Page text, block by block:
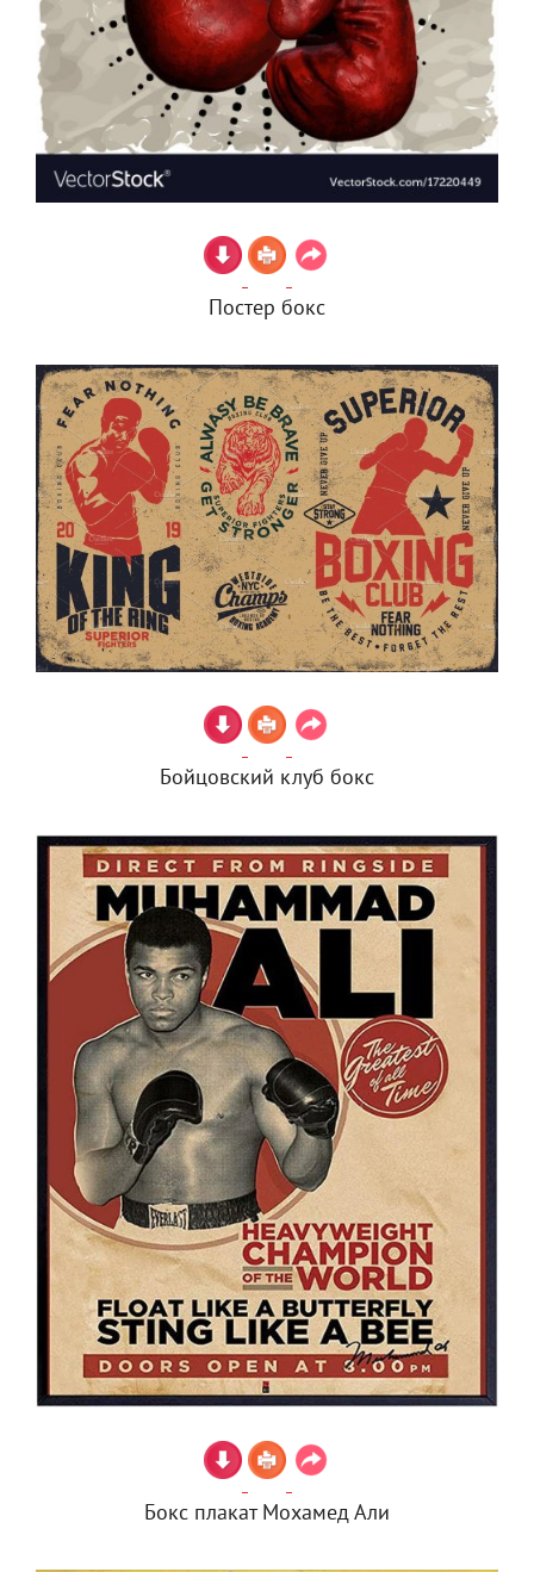
Постер бокс
Бойцовский клуб бокс
Бокс плакат Мохамед Али